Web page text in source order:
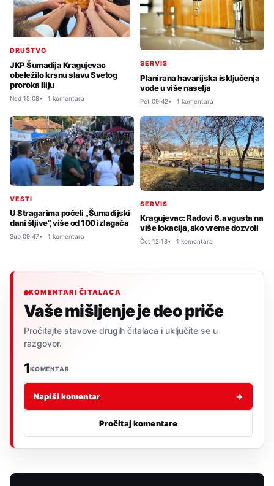
DRUŠTVO
JKP Šumadija Kragujevac
obeležilo krsnu slavu Svetog
proroka Iliju
Ned 15:08 1 komentara
SERVIS
Planirana havarijska isključenja
vode u više naselja
Pet 09:42 1 komentara
VESTI
U Stragarima počeli „Šumadijski
dani šljive“, više od 100 izlagača
Sub 09:47 1 komentara
SERVIS
Kragujevac: Radovi 6. avgusta na
više lokacija, ako vreme dozvoli
Čet 12:18 1 komentara
KOMENTARI ČITALACA
Vaše mišljenje je deo priče
Pročitajte stavove drugih čitalaca i uključite se u
razgovor.
1KOMENTAR
Napiši komentar →
Pročitaj komentare